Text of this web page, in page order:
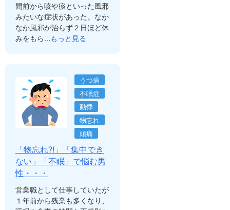
間前から咳や痰といった風邪
みたいな症状があった。なか
なか風邪が治らず２日ほど休
みをもら...もっと見る
うつ病
不眠症
動悸
物忘れ
頭痛
「物忘れ?!」「集中でき
ない」「不眠」で悩む男
性・・・
営業職として仕事していたが
１年前から残業も多くなり、